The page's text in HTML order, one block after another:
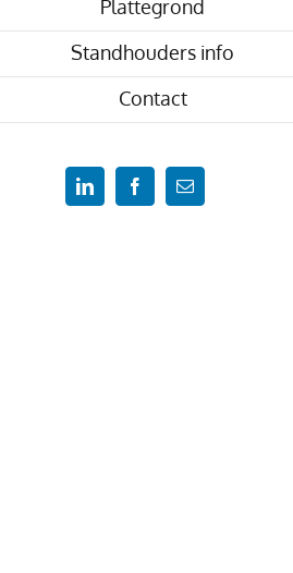
Plattegrond
Standhouders info
Contact
LinkedIn FacebookEmail